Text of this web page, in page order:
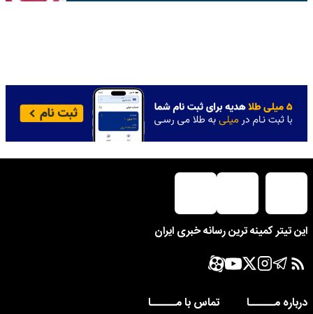
این تیتر کمینه ترین رسانه خبری ایران
درباره مــــــا
تماس با مــــــا